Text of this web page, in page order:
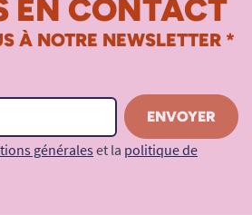
EN CONTACT
À NOTRE NEWSLETTER *
généraleset la politique de